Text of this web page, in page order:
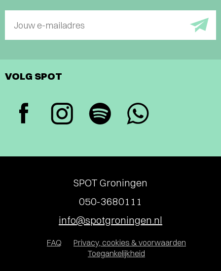
Jouw e-mailadres
VOLG SPOT
SPOT Groningen
050-3680111
info@spotgroningen.nl
FAQ
Privacy, cookies & voorwaarden
Toegankelijkheid